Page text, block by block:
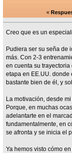
«
Creo que es un
Pudiera ser su seña de
más. Con 2-3
en cuenta su
etapa en EE.UU.
bastante bien de él, y
La motivación, desde
Porque, en muchas
adelantarte en el
fundamentalmente, en
se afronta y se inicia el
Ya hemos visto cómo